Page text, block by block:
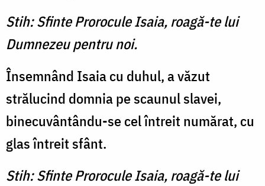
Stih: Sfinte Prorocule Isaia, roagă-te lui
Dumnezeu pentru noi.
Însemnând Isaia cu duhul, a văzut
strălucind domnia pe scaunul slavei,
binecuvântându-se cel întreit numărat, cu
glas întreit sfânt.
Stih: Sfinte Prorocule Isaia, roagă-te lui